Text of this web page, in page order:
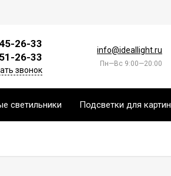
26-33
26-33
звонок
info@ideallight.ru
Пн—Вс 9:00—20:00
светильники Подсветки для картин